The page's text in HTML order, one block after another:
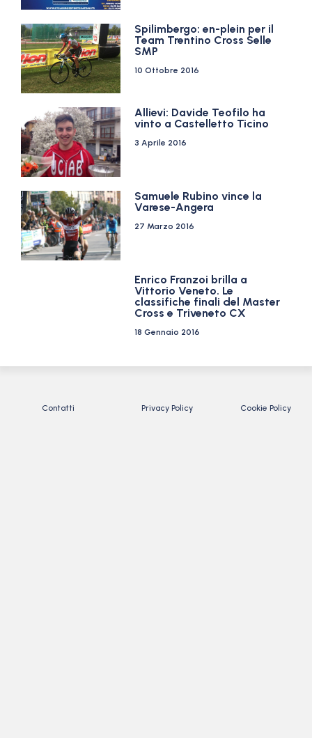
Spilimbergo: en-plein per il
Team Trentino Cross Selle
SMP
10 Ottobre 2016
Allievi: Davide Teofilo ha
vinto a Castelletto Ticino
3 Aprile 2016
Samuele Rubino vince la
Varese-Angera
27 Marzo 2016
Enrico Franzoi brilla a
Vittorio Veneto. Le
classifiche finali del Master
Cross e Triveneto CX
18 Gennaio 2016
Contatti Privacy Policy Cookie Policy